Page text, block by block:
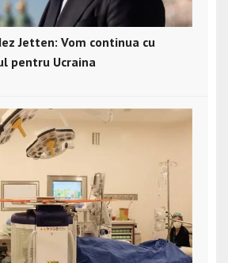
Jetten: Vom continua cu
pentru Ucraina